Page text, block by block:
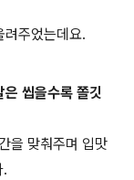
주었는데요.
은 씹을수록 쫄깃
을 맞춰주며 입맛
.